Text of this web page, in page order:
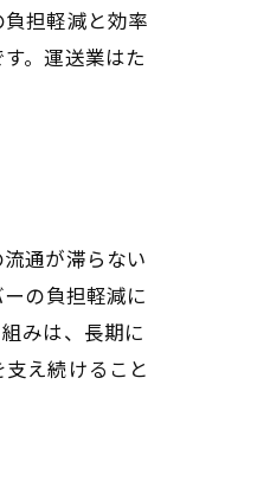
担軽減と効率
。運送業はた
通が滞らない
の負担軽減に
みは、長期に
え続けること